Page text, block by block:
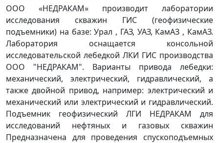
ООО «НЕДРАКАМ» производит лаборатории
исследования скважин ГИС (геофизические
подъемники) на базе: Урал , ГАЗ, УАЗ, КамАЗ , КамАЗ.
Лаборатория оснащается консольной
исследовательской лебедкой ЛКИ ГИС производства
ООО "НЕДРАКАМ". Варианты привода лебедки:
механический, электрический, гидравлический, а
также двойной привод, например: электрический и
механический или электрический и гидравлический.
Подъемник геофизический ЛГИ НЕДРАКАМ для
исследований нефтяных и газовых скважин
Предназначена для проведения спускоподъемных